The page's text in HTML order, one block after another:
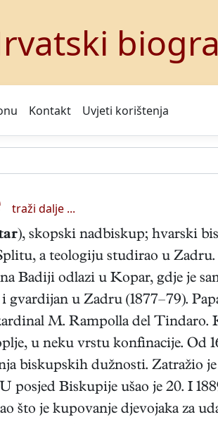
Kontakt Uvjeti korištenja
traži dalje ...
), skopski nadbiskup; hvarski
a teologiju studirao u
Badiji odlazi u Kopar, gdje je
gvardijan u Zadru (1877–79).
M. Rampolla del
u neku vrstu konfinacije. Od
biskupskih dužnosti. Zatražio
posjed Biskupije ušao je 20. I
što je kupovanje djevojaka za